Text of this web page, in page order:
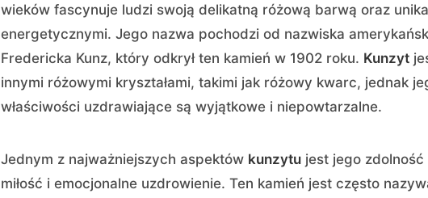
wieków fascynuje ludzi swoją delikatną różową barwą oraz
energetycznymi. Jego nazwa pochodzi od nazwiska
Fredericka Kunz, który odkrył ten kamień w 1902 roku. Kunzyt
innymi różowymi kryształami, takimi jak różowy kwarc, jednak
właściwości uzdrawiające są wyjątkowe i niepowtarzalne.
Jednym z najważniejszych aspektów kunzytu jest jego
miłość i emocjonalne uzdrowienie. Ten kamień jest często